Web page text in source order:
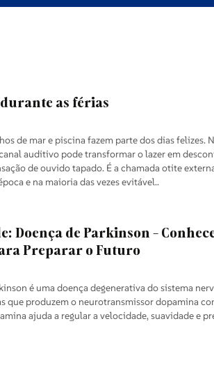
as férias
de mar e piscina fazem parte dos dias felizes.
auditivo pode transformar o lazer em
de ouvido tapado. É a chamada otite
e na maioria das vezes evitável..
Doença de Parkinson -
Preparar o Futuro
é uma doença degenerativa do sistema
que produzem o neurotransmissor dopamina
ajuda a regular a velocidade, suavidade e